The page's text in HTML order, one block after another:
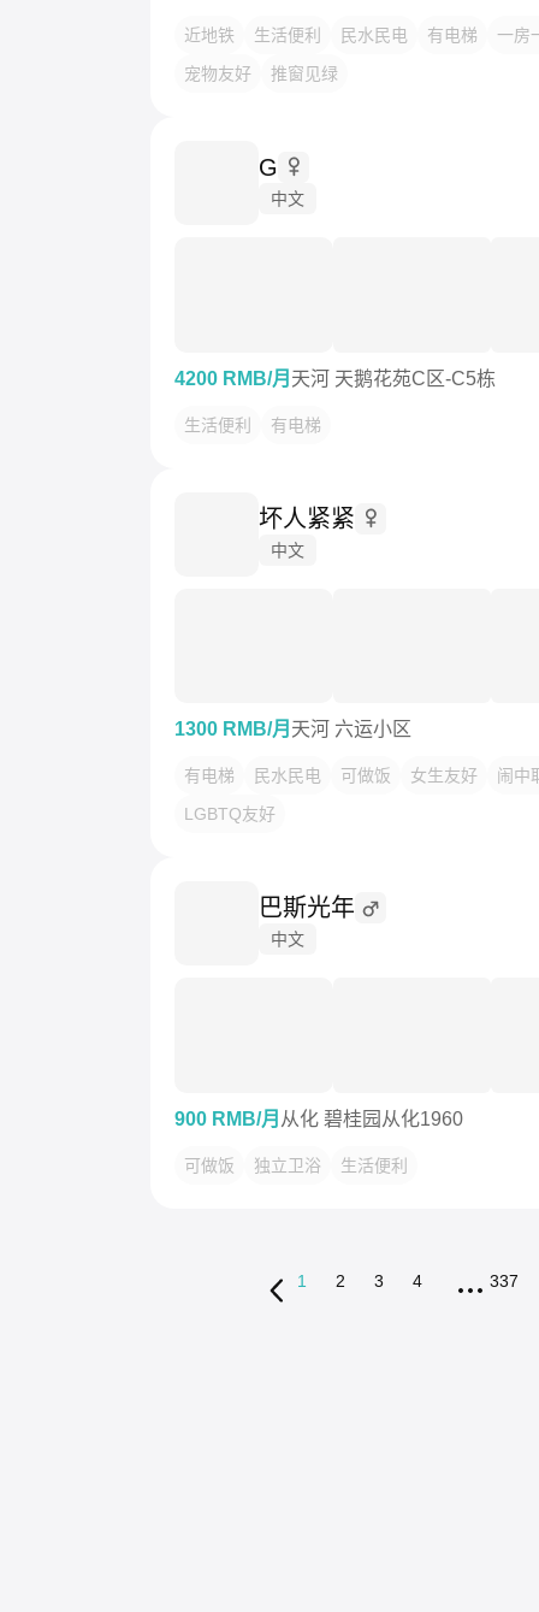
近地铁 生活便利 民水民电 有电梯
一房
宠物友好
推窗见绿
G
中文
4200 RMB/月 天河 天鹅花苑C区-C5栋
生活便利 有电梯
坏人紧紧
中文
1300 RMB/月 天河 六运小区
有电梯 民水民电 可做饭 女生友好
闹中
LGBTQ友好
巴斯光年
中文
900 RMB/月 从化 碧桂园从化1960
可做饭 独立卫浴 生活便利
1 2 3 4 337